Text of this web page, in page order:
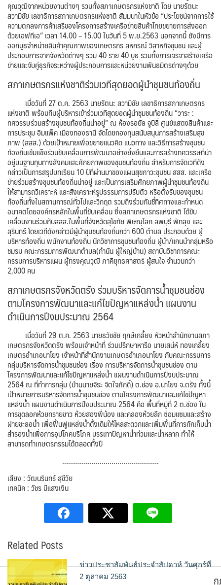
คุณวุฒิจากหน่วยงานต่างๆ รวมทั้งสภาเกษตรกรแห่งชาติ โดย นายรัตนะ
สวามีชัย เลขาธิการสภาเกษตรกรแห่งชาติ สัมมนาในหัวข้อ “ประโยชน์จากการใช้
ความตกลงการค้าเสรีของโครงการสร้างเครือข่ายสินค้าไทยขยายการส่งออก
ด้วยเอฟทีเอ” เวลา 14.00 – 15.00 ในวันที่ 5 พ.ย.2563 นอกจากนี้ ยังมีการ
ออกบูธจำหน่ายสินค้าคุณภาพของเกษตรกร สหกรณ์ วิสาหกิจชุมชน และผู้
ประกอบการจากจังหวัดต่างๆ รวม 40 ราย 40 บูธ รวมทั้งการเจรจาสร้างเครือ
ข่ายและจับคู่ธุรกิจระหว่างผู้ประกอบการและหน่วยงานพันธมิตรต่างๆด้วย
สภาเกษตรกรแห่งชาติร่วมเวทีสุดยอดผู้นำชุมชนท้องถิ่น
เมื่อวันที่ 27 ต.ค. 2563 นายรัตนะ สวามีชัย เลขาธิการสภาเกษตรกร
แห่งชาติ พร้อมทีมผู้บริหารเข้าร่วมเวทีสุดยอดผู้นำชุมชนท้องถิ่น “วาระ :
ทศวรรษร่วมสร้างชุมชนท้องถิ่นน่าอยู่” ณ ห้องรอยัล จูบิลี่ ศูนย์แสดงสินค้าและ
การประชุม อิมแพ็ค เมืองทองธานี จัดโดยกองทุนสนับสนุนการสร้างเสริมสุข
ภาพ (สสส.) ด้วยเป้าหมายเพื่อขยายแนวคิด แนวทาง และวิธีการสร้างชุมชน
ท้องถิ่นเข้มแข็งร่วมขับเคลื่อนการพัฒนาอย่างยั่งยืนและการสร้างทศวรรษที่น่า
อยู่บนฐานทุนทางสังคมและศักยภาพของชุมชนท้องถิ่น สำหรับการจัดเวทีดัง
กล่าวเป็นการสรุปบทเรียน 10 ปีที่ผ่านมาของแผนสุขภาวะชุมชน สสส. และเครือ
ข่ายร่วมสร้างชุมชนท้องถิ่นน่าอยู่ และเป็นการเสริมศักยภาพผู้นำชุมชนท้องถิ่น
ให้สามารถวิเคราะห์ และสังเคราะห์รูปธรรมการปรับตัว หรือตั้งรับของชุมชน
ท้องถิ่นทั้งในสถานการณ์ทั่วไปและวิกฤต รวมถึงร่วมกันชี้ทิศทางและกำหนด
อนาคตโดยองค์กรหลักในพื้นที่ขับเคลื่อน ซึ่งสภาเกษตรกรแห่งชาติ ได้ขับ
เคลื่อนงานร่วมกับสสส.ในพื้นที่จังหวัดสุโขทัย พิษณุโลก ลพบุรี พัทลุง และ
สุรินทร์ โดยเวทีดังกล่าวมีผู้นำชุมชนท้องถิ่นกว่า 600 ตำบล ประกอบด้วย ผู้
บริหารท้องถิ่น พนักงานท้องถิ่น นักวิชาการชุมชนท้องถิ่น ผู้นำ/แกนนำกลุ่มหรือ
ชมรม คณะกรรมการพัฒนาตำบล(กำนัน ผู้ใหญ่บ้าน) สถาบันวิชาการคณะ
กรรมการบริหารแผน ผู้ทรงคุณวุฒิ ภาคียุทธศาสตร์ ผู้สนใจ จำนวนกว่า
2,000 คน
สภาเกษตรกรจังหวัดตรัง ร่วมบริหารจัดการน้ำชุมชนช่อง
ตามโครงการพัฒนาและแก้ไขปัญหาแหล่งน้ำ แผนงาน
ดำเนินการปีงบประมาณ 2564
เมื่อวันที่ 29 ต.ค. 2563 นายธวัชชัย ฤกษ์เกลี้ยง หัวหน้าสำนักงานสภา
เกษตรกรจังหวัดตรัง พร้อมเจ้าหน้าที่ ร่วมปรึกษาหารือ นายเสน่ห์ ทองเกลี้ยง
เกษตรอำเภอนาโยง เจ้าหน้าที่สำนักงานเกษตรอำเภอนาโยง กับคณะกรรมการ
กลุ่มบริหารจัดการน้ำชุมชนช่อง เรื่อง การบริหารจัดการน้ำชุมชนช่อง ตาม
โครงการพัฒนาและแก้ไขปัญหาแหล่งน้ำ แผนงานดำเนินการปีงบประมาณ
2564 ณ ที่ทำการกลุ่ม (บ้านนายจิระ จิตใจภักดิ์) ต.ช่อง อ.นาโยง จ.ตรัง ทั้งนี้
เป้าหมายการบริหารจัดการน้ำชุมชนช่อง ตามโครงการพัฒนาและแก้ไขปัญหา
แหล่งน้ำ แผนงานดำเนินการปีงบประมาณ 2564 คือ พื้นที่หมู่ที่ 2 ต.ช่อง ใน
การขุดลอกห้วยทรายขาว ห้วยสองพี่น้อง และคลองห้วยลึก ซ่อมแซมและสร้าง
ฝายชะลอน้ำ เพื่อฟื้นฟูแหล่งน้ำดั้งเดิมให้ไหลสะดวกและเพิ่มพื้นที่การกักเก็บน้ำ
สำรองน้ำเพื่อการอุปโภคบริโภค บรรเทาปัญหาน้ำท่วมและน้ำหลาก ทำให้
สามารถทำเกษตรกรรมได้ตลอดทั้งปี
………………………………………….
เสียง : วัฒนรินทร์ สุขีวัย
เทคนิค : วัชร มีแสงเงิน
Related Posts
ข่าวประชาสัมพันธ์ประจำสัปดาห์ วันศุกร์ที่
2 ตุลาคม 2563